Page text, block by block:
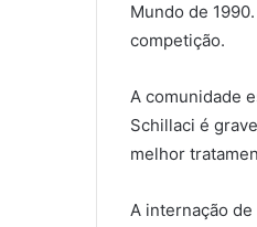
Mundo de
competição.
A comunidade
Schillaci é
melhor
A internação